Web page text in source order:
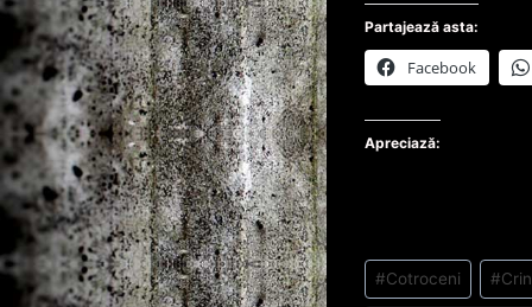
Partajează asta:
Facebook
Apreciază:
Post
Tags:
#Cotroceni #